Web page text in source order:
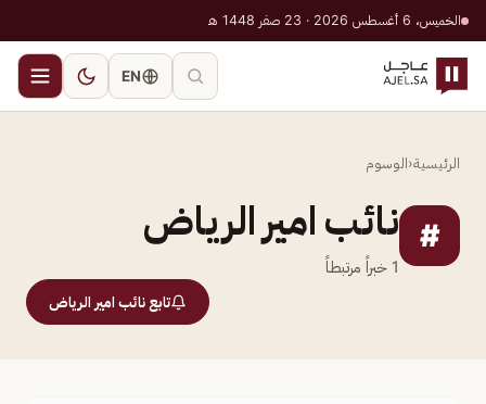
الخميس، 6 أغسطس 2026 · 23 صفر 1448 هـ
EN
الرئيسية‹الوسوم
# نائب امير الرياض
1 خبراً مرتبطاً
تابع نائب امير الرياض